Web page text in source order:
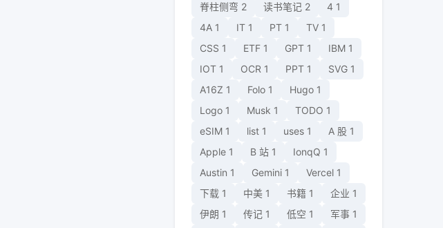
脊柱侧弯 2 读书笔记 2 4 1
4A 1 IT 1 PT 1 TV 1
CSS 1 ETF 1 GPT 1 IBM 1
IOT 1 OCR 1 PPT 1 SVG 1
A16Z 1 Folo 1 Hugo 1
Logo 1 Musk 1 TODO 1
eSIM 1 list 1 uses 1 A 股 1
Apple 1 B 站 1 IonqQ 1
Austin 1 Gemini 1 Vercel 1
下载 1 中美 1 书籍 1 企业 1
伊朗 1 传记 1 低空 1 军事 1